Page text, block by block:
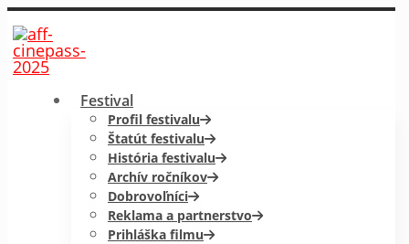
Festival
Profil festivalu
Štatút festivalu
História festivalu
Archív ročníkov
Dobrovoľníci
Reklama a partnerstvo
Prihláška filmu